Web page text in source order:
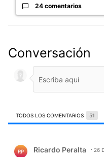
24 comentarios
Conversación
TODOS LOS COMENTARIOS 51
RP Ricardo Peralta 26